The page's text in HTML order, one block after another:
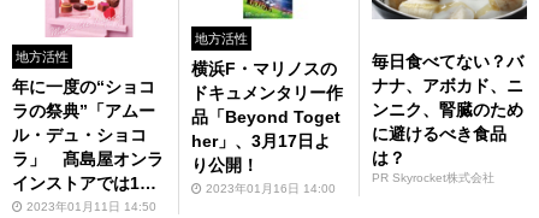
地方活性
年に一度の“ショコ
ラの祭典”「アムー
ル・デュ・ショコ
ラ」 髙島屋オンラ
インストアでは1月6
日10時より、髙島屋
2023年01月11日 14:50
地方活性
横浜F・マリノスの
ドキュメンタリー作
品「Beyond Toget
her」、3月17日よ
り公開！
2023年01月16日 14:00
毎日食べてない？バ
ナナ、アボカド、ニ
ンニク、腎臓のため
に避けるべき食品
は？
PR Skyrocket株式会社